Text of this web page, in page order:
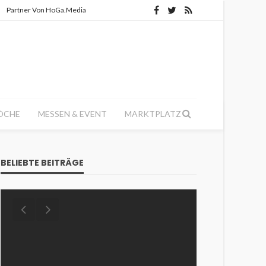
Partner Von HoGa.Media
MESSEN & EVENT MARKTPLATZ
BELIEBTE BEITRÄGE